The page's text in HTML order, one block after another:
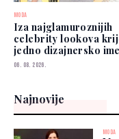
MODA
Iza najglamuroznijih
celebrity lookova
jedno dizajnersko ime
06. 08. 2026.
Najnovije
MODA